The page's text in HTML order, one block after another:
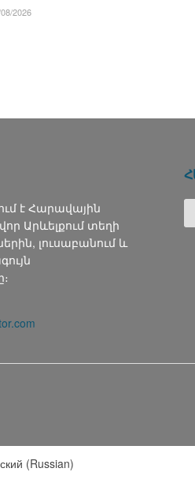
2026
է Հարավային
Արևելքում տեղի
լուսաբանում և
(Russian)